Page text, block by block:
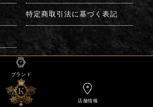
特定商取引法に基づく表記
Kamata All Rights Reserved.
ブランド
店舗情報